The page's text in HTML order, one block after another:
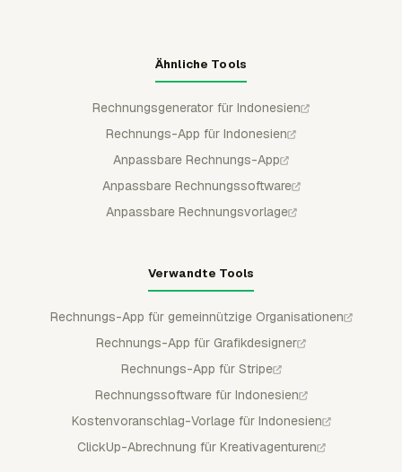
Ähnliche Tools
Rechnungsgenerator für Indonesien
Rechnungs-App für Indonesien
Anpassbare Rechnungs-App
Anpassbare Rechnungssoftware
Anpassbare Rechnungsvorlage
Verwandte Tools
Rechnungs-App für gemeinnützige Organisationen
Rechnungs-App für Grafikdesigner
Rechnungs-App für Stripe
Rechnungssoftware für Indonesien
Kostenvoranschlag-Vorlage für Indonesien
ClickUp-Abrechnung für Kreativagenturen